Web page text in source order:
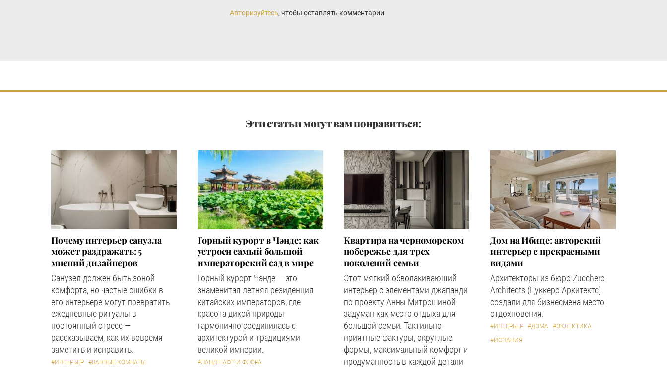
Авторизуйтесь, чтобы оставлять комментарии
Эти статьи могут вам понравиться:
Почему интерьер санузла
может раздражать: 5
мнений дизайнеров
Санузел должен быть зоной
комфорта, но частые ошибки в
его интерьере могут превратить
ежедневные ритуалы в
постоянный стресс —
рассказываем, как их вовремя
заметить и исправить.
#ИНТЕРЬЕР #ВАННЫЕ КОМНАТЫ
Горный курорт в Чэнде: как
устроен самый большой
императорский сад в мире
Горный курорт Чэнде — это
знаменитая летняя резиденция
китайских императоров, где
красота дикой природы
гармонично соединилась с
архитектурой и традициями
великой империи.
#ЛАНДШАФТ И ФЛОРА
Квартира на черноморском
побережье для трех
поколений семьи
Этот мягкий обволакивающий
интерьер с элементами джапанди
по проекту Анны Митрошиной
задуман как место отдыха для
большой семьи. Тактильно
приятные фактуры, округлые
формы, максимальный комфорт и
продуманность в каждой детали
Дом на Ибице: авторский
интерьер с прекрасными
видами
Архитекторы из бюро Zucchero
Architects (Цуккеро Аркитектс)
создали для бизнесмена место
отдохновения.
#ИНТЕРЬЕР #ДОМА
#ЭКЛЕКТИКА
#ИСПАНИЯ